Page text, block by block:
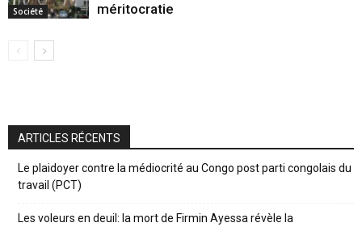
Société
méritocratie
ARTICLES RÉCENTS
Le plaidoyer contre la médiocrité au Congo post parti congolais du
travail (PCT)
Les voleurs en deuil: la mort de Firmin Ayessa révèle la